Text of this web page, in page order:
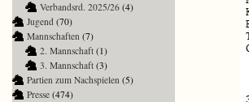
Verbandsrd. 2025/26 (4)
Jugend (70)
Mannschaften (7)
2. Mannschaft (1)
3. Mannschaft (3)
Partien zum Nachspielen (5)
Presse (474)